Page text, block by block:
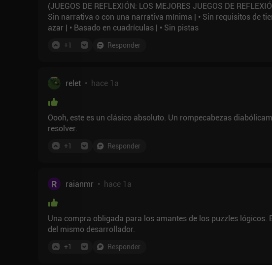
(JUEGOS DE REFLEXIÓN: LOS MEJORES JUEGOS DE
Sin narrativa o con una narrativa mínima | • Sin requisitos de
azar | • Basado en cuadrículas | • Sin pistas
+1 Responder
relet• hace 1a
Oooh, este es un clásico absoluto. Un rompecabezas
resolver.
+1 Responder
R raianmr • hace 1a
Una compra obligada para los amantes de los puzzles lógicos.
del mismo desarrollador.
+1 Responder